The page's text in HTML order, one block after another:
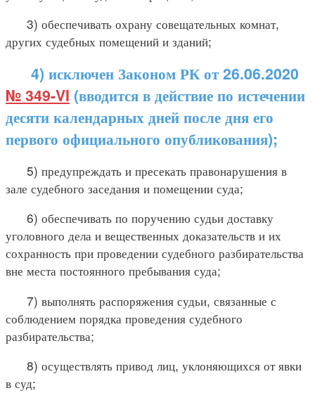
3) обеспечивать охрану совещательных комнат,
других судебных помещений и зданий;
4) исключен Законом РК от 26.06.2020
№ 349-VI (вводится в действие по истечении
десяти календарных дней после дня его
первого официального опубликования);
5) предупреждать и пресекать правонарушения в
зале судебного заседания и помещении суда;
6) обеспечивать по поручению судьи доставку
уголовного дела и вещественных доказательств и их
сохранность при проведении судебного разбирательства
вне места постоянного пребывания суда;
7) выполнять распоряжения судьи, связанные с
соблюдением порядка проведения судебного
разбирательства;
8) осуществлять привод лиц, уклоняющихся от явки
в суд;